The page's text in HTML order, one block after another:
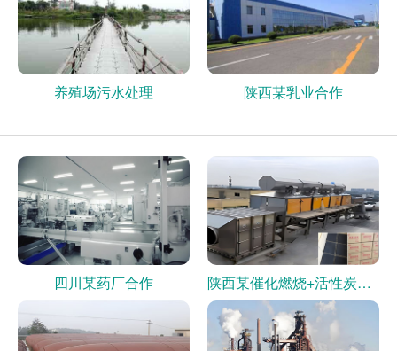
养殖场污水处理 陕西某乳业合作
四川某药厂合作 陕西某催化燃烧+活性炭现场